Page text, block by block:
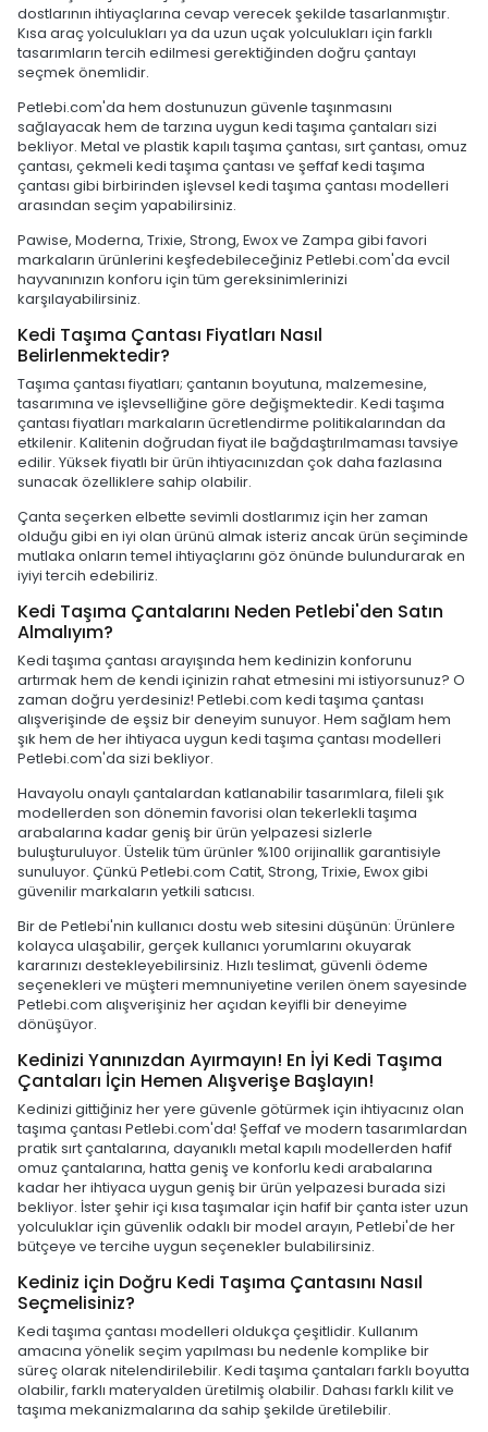
dostlarının ihtiyaçlarına cevap verecek şekilde tasarlanmıştır.
Kısa araç yolculukları ya da uzun uçak yolculukları için farklı
tasarımların tercih edilmesi gerektiğinden doğru çantayı
seçmek önemlidir.
Petlebi.com'da hem dostunuzun güvenle taşınmasını
sağlayacak hem de tarzına uygun kedi taşıma çantaları sizi
bekliyor. Metal ve plastik kapılı taşıma çantası, sırt çantası, omuz
çantası, çekmeli kedi taşıma çantası ve şeffaf kedi taşıma
çantası gibi birbirinden işlevsel kedi taşıma çantası modelleri
arasından seçim yapabilirsiniz.
Pawise, Moderna, Trixie, Strong, Ewox ve Zampa gibi favori
markaların ürünlerini keşfedebileceğiniz Petlebi.com'da evcil
hayvanınızın konforu için tüm gereksinimlerinizi
karşılayabilirsiniz.
Kedi Taşıma Çantası Fiyatları Nasıl
Belirlenmektedir?
Taşıma çantası fiyatları; çantanın boyutuna, malzemesine,
tasarımına ve işlevselliğine göre değişmektedir. Kedi taşıma
çantası fiyatları markaların ücretlendirme politikalarından da
etkilenir. Kalitenin doğrudan fiyat ile bağdaştırılmaması tavsiye
edilir. Yüksek fiyatlı bir ürün ihtiyacınızdan çok daha fazlasına
sunacak özelliklere sahip olabilir.
Çanta seçerken elbette sevimli dostlarımız için her zaman
olduğu gibi en iyi olan ürünü almak isteriz ancak ürün seçiminde
mutlaka onların temel ihtiyaçlarını göz önünde bulundurarak en
iyiyi tercih edebiliriz.
Kedi Taşıma Çantalarını Neden Petlebi'den Satın
Almalıyım?
Kedi taşıma çantası arayışında hem kedinizin konforunu
artırmak hem de kendi içinizin rahat etmesini mi istiyorsunuz? O
zaman doğru yerdesiniz! Petlebi.com kedi taşıma çantası
alışverişinde de eşsiz bir deneyim sunuyor. Hem sağlam hem
şık hem de her ihtiyaca uygun kedi taşıma çantası modelleri
Petlebi.com'da sizi bekliyor.
Havayolu onaylı çantalardan katlanabilir tasarımlara, fileli şık
modellerden son dönemin favorisi olan tekerlekli taşıma
arabalarına kadar geniş bir ürün yelpazesi sizlerle
buluşturuluyor. Üstelik tüm ürünler %100 orijinallik garantisiyle
sunuluyor. Çünkü Petlebi.com Catit, Strong, Trixie, Ewox gibi
güvenilir markaların yetkili satıcısı.
Bir de Petlebi'nin kullanıcı dostu web sitesini düşünün: Ürünlere
kolayca ulaşabilir, gerçek kullanıcı yorumlarını okuyarak
kararınızı destekleyebilirsiniz. Hızlı teslimat, güvenli ödeme
seçenekleri ve müşteri memnuniyetine verilen önem sayesinde
Petlebi.com alışverişiniz her açıdan keyifli bir deneyime
dönüşüyor.
Kedinizi Yanınızdan Ayırmayın! En İyi Kedi Taşıma
Çantaları İçin Hemen Alışverişe Başlayın!
Kedinizi gittiğiniz her yere güvenle götürmek için ihtiyacınız olan
taşıma çantası Petlebi.com'da! Şeffaf ve modern tasarımlardan
pratik sırt çantalarına, dayanıklı metal kapılı modellerden hafif
omuz çantalarına, hatta geniş ve konforlu kedi arabalarına
kadar her ihtiyaca uygun geniş bir ürün yelpazesi burada sizi
bekliyor. İster şehir içi kısa taşımalar için hafif bir çanta ister uzun
yolculuklar için güvenlik odaklı bir model arayın, Petlebi'de her
bütçeye ve tercihe uygun seçenekler bulabilirsiniz.
Kediniz için Doğru Kedi Taşıma Çantasını Nasıl
Seçmelisiniz?
Kedi taşıma çantası modelleri oldukça çeşitlidir. Kullanım
amacına yönelik seçim yapılması bu nedenle komplike bir
süreç olarak nitelendirilebilir. Kedi taşıma çantaları farklı boyutta
olabilir, farklı materyalden üretilmiş olabilir. Dahası farklı kilit ve
taşıma mekanizmalarına da sahip şekilde üretilebilir.